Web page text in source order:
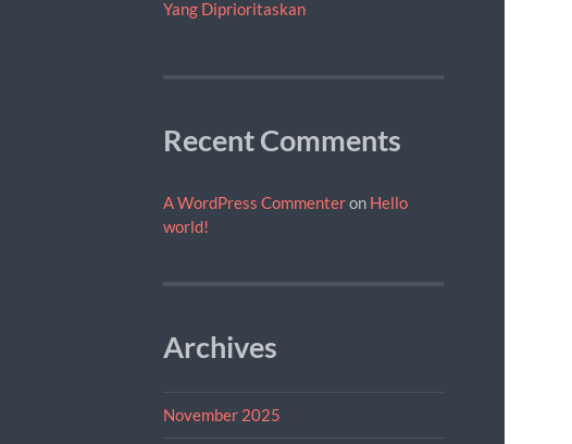
Yang Diprioritaskan
Recent Comments
A WordPress Commenteron Hello
world!
Archives
November 2025